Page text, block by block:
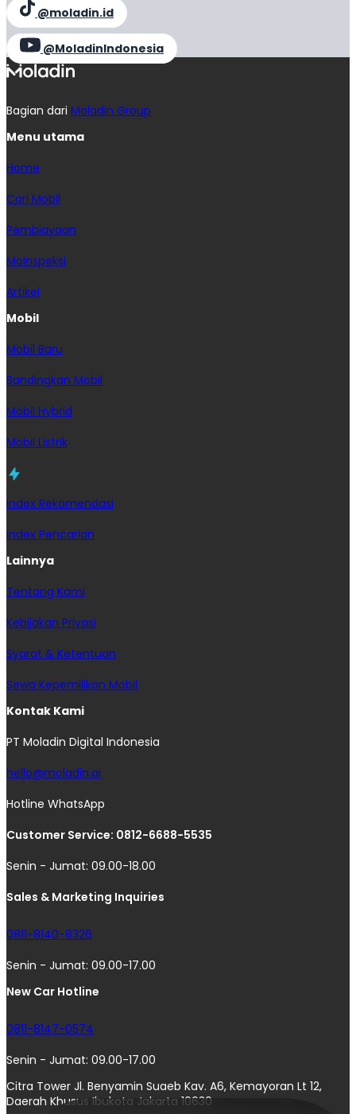
@moladin.id
@MoladinIndonesia
Bagian dari Moladin Group
Menu utama
Home
Cari Mobil
Pembiayaan
MoInspeksi
Artikel
Mobil
Mobil Baru
Bandingkan Mobil
Mobil Hybrid
Mobil Listrik
Index Rekomendasi
Index Pencarian
Lainnya
Tentang Kami
Kebijakan Privasi
Syarat & Ketentuan
Sewa Kepemilikan Mobil
Kontak Kami
PT Moladin Digital Indonesia
hello@moladin.ai
Hotline WhatsApp
Customer Service: 0812-6688-5535
Senin - Jumat: 09.00-18.00
Sales & Marketing Inquiries
0811-8140-8326
Senin - Jumat: 09.00-17.00
New Car Hotline
0811-8147-0574
Senin - Jumat: 09.00-17.00
Citra Tower Jl. Benyamin Suaeb Kav. A6, Kemayoran Lt 12,
Daerah Khusus Ibukota Jakarta 10630